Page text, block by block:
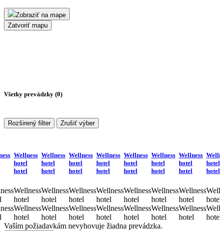
Zobraziť na mape
Zatvoriť mapu
Všetky prevádzky (0)
Rozširený filter Zrušiť výber
Wellness
hotel
hotel
Wellness
hotel
Wellness
hotel
Wellness
hotel
hotel
Wellness
hotel
Wellness
hotel
Wellness
hotel
hotel
Wellness
hotel
Wellness
hotel
Wellness
hotel
hotel
Wellness
hotel
Wellness
hotel
Wellness
hotel
hotel
Wellness
hotel
Wellness
hotel
Wellness
hotel
hotel
Wellness
hotel
Wellness
hotel
Wellness
hotel
hotel
Wellness
hotel
Wellness
hotel
hotel
hotel
Vaším požiadavkám nevyhovuje žiadna prevádzka.